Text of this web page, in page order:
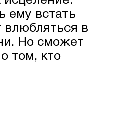
ему встать
влюбляться в
Но сможет
том, кто